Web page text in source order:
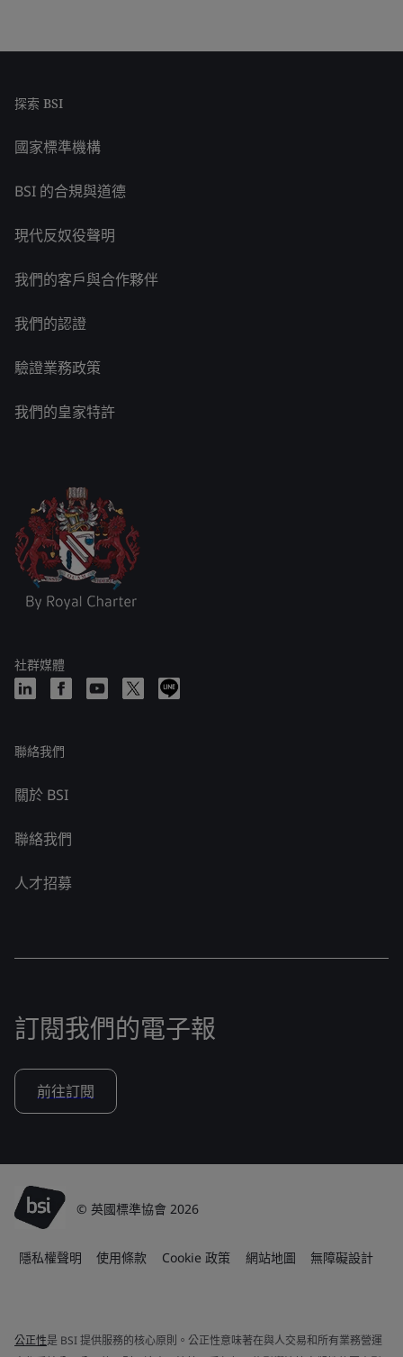
探索 BSI
國家標準機構
BSI 的合規與道德
現代反奴役聲明
我們的客戶與合作夥伴
我們的認證
驗證業務政策
我們的皇家特許
社群媒體
聯絡我們
關於 BSI
聯絡我們
人才招募
訂閱我們的電子報
前往訂閱
© 英國標準協會 2026
隱私權聲明 使用條款 Cookie 政策 網站地圖 無障礙設計
公正性是 BSI 提供服務的核心原則。公正性意味著在與人交易和所有業務營運